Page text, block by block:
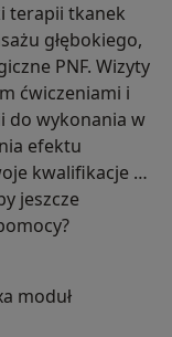
terapii tkanek
głębokiego,
PNF. Wizyty
ćwiczeniami i
do wykonania w
efektu
kwalifikacje na
jeszcze
moduł